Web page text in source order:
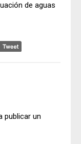
de aguas
publicar un